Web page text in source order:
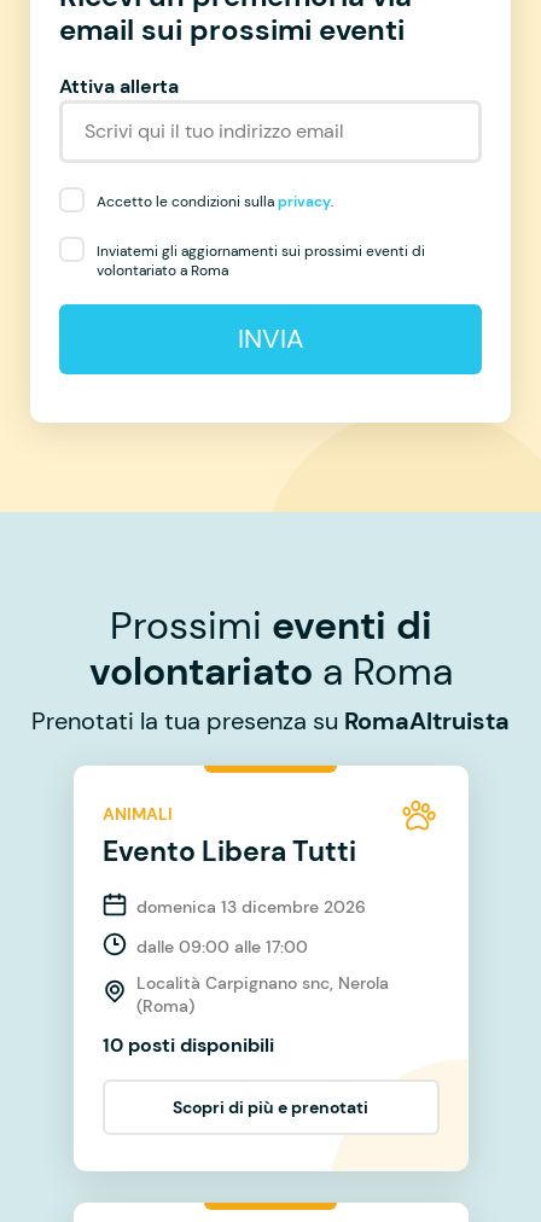
email sui prossimi eventi
Attiva allerta
Accetto le condizioni sullaprivacy.
Inviatemi gli aggiornamenti sui prossimi eventi di
volontariato a Roma
INVIA
Prossimi eventi di
volontariato a Roma
Prenotati la tua presenza su RomaAltruista
ANIMALI
Evento Libera Tutti
domenica 13 dicembre 2026
dalle 09:00 alle 17:00
Località Carpignano snc, Nerola
(Roma)
10 posti disponibili
Scopri di più e prenotati